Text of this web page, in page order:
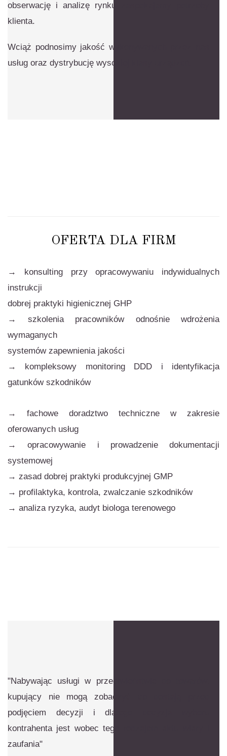
obserwację i analizę rynku zaspokajamy potrzeby
klienta.
Wciąż podnosimy jakość wykonywanych przez nas
usług oraz dystrybucję wysokiej klasy urządzeń.
OFERTA DLA FIRM
→ konsulting przy opracowywaniu indywidualnych
instrukcji
dobrej praktyki higienicznej GHP
→ szkolenia pracowników odnośnie wdrożenia
wymaganych
systemów zapewnienia jakości
→ kompleksowy monitoring DDD i identyfikacja
gatunków szkodników
→ fachowe doradztwo techniczne w zakresie
oferowanych usług
→ opracowywanie i prowadzenie dokumentacji
systemowej
→ zasad dobrej praktyki produkcyjnej GMP
→ profilaktyka, kontrola, zwalczanie szkodników
→ analiza ryzyka, audyt biologa terenowego
"Nabywając usługi w przeciwieństwie do towarów,
kupujący nie mogą zobaczyć co dostają przed
podjęciem decyzji i dlatego decyzja wyboru
kontrahenta jest wobec tego rodzajem aktu wiary i
zaufania"